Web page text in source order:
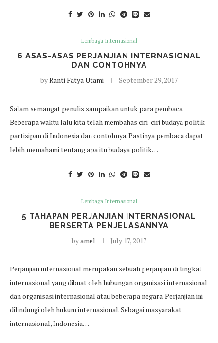
Lembaga Internasional
6 ASAS-ASAS PERJANJIAN INTERNASIONAL
DAN CONTOHNYA
byRanti Fatya Utami September 29, 2017
Salam semangat penulis sampaikan untuk para pembaca.
Beberapa waktu lalu kita telah membahas ciri-ciri budaya politik
partisipan di Indonesia dan contohnya. Pastinya pembaca dapat
lebih memahami tentang apa itu budaya politik…
Lembaga Internasional
5 TAHAPAN PERJANJIAN INTERNASIONAL
BERSERTA PENJELASANNYA
byamel July 17, 2017
Perjanjian internasional merupakan sebuah perjanjian di tingkat
internasional yang dibuat oleh hubungan organisasi internasional
dan organisasi internasional atau beberapa negara. Perjanjian ini
dilindungi oleh hukum internasional. Sebagai masyarakat
internasional, Indonesia…